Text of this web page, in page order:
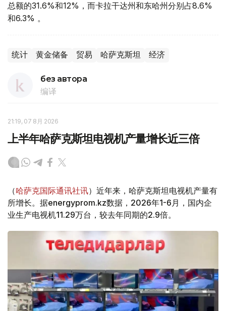
总额的31.6%和12%，而卡拉干达州和东哈州分别占8.6%
和6.3% 。
统计 黄金储备 贸易 哈萨克斯坦 经济
без автора
编译
21:19, 07 8月 2026
上半年哈萨克斯坦电视机产量增长近三倍
（哈萨克国际通讯社讯）近年来，哈萨克斯坦电视机产量有
所增长。据energyprom.kz数据，2026年1-6月，国内企
业生产电视机11.29万台，较去年同期的2.9倍。